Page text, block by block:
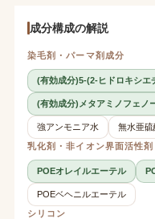
成分構成の解説
染毛剤・パーマ剤成分
(有効成分)5-(2-ヒドロキシエ
(有効成分)メタアミノフェノ
強アンモニア水 無水亜硫
乳化剤・非イオン界面活性剤
POEオレイルエーテル
POEベヘニルエーテル
シリコン